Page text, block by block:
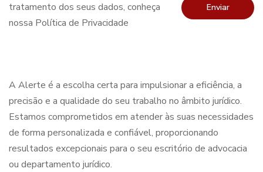
tratamento dos seus dados, conheça
nossa Política de Privacidade
A Alerte é a escolha certa para impulsionar a eficiência, a
precisão e a qualidade do seu trabalho no âmbito jurídico.
Estamos comprometidos em atender às suas necessidades
de forma personalizada e confiável, proporcionando
resultados excepcionais para o seu escritório de advocacia
ou departamento jurídico.